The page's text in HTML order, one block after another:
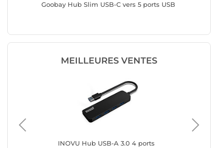
Goobay Hub Slim USB-C vers 5 ports USB
MEILLEURES VENTES
INOVU Hub USB-A 3.0 4 ports